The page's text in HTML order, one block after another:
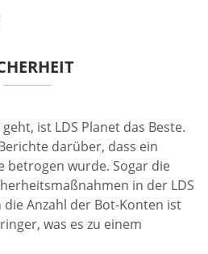
ist LDS Planet das Beste.
darüber, dass ein
betrogen wurde. Sogar die
in der LDS
die Anzahl der Bot-Konten ist
was es zu einem